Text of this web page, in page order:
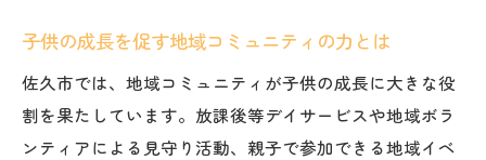
子供の成長を促す地域コミュニティの力とは
佐久市では、地域コミュニティが子供の成長に大きな役
割を果たしています。放課後等デイサービスや地域ボラ
ンティアによる見守り活動、親子で参加できる地域イベ